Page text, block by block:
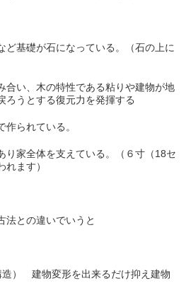
ど基礎が石になっている。（石の上に
合い、木の特性である粘りや建物が地
ろうとする復元力を発揮する
作られている。
り家全体を支えている。（６寸（18セ
れます）
法との違いでいうと
造） 建物変形を出来るだけ抑え建物